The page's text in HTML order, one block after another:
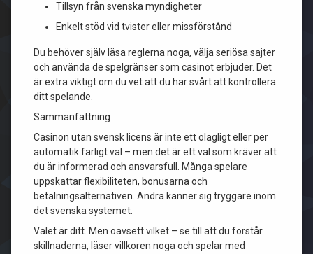
Tillsyn från svenska myndigheter
Enkelt stöd vid tvister eller missförstånd
Du behöver själv läsa reglerna noga, välja seriösa sajter
och använda de spelgränser som casinot erbjuder. Det
är extra viktigt om du vet att du har svårt att kontrollera
ditt spelande.
Sammanfattning
Casinon utan svensk licens är inte ett olagligt eller per
automatik farligt val – men det är ett val som kräver att
du är informerad och ansvarsfull. Många spelare
uppskattar flexibiliteten, bonusarna och
betalningsalternativen. Andra känner sig tryggare inom
det svenska systemet.
Valet är ditt. Men oavsett vilket – se till att du förstår
skillnaderna, läser villkoren noga och spelar med